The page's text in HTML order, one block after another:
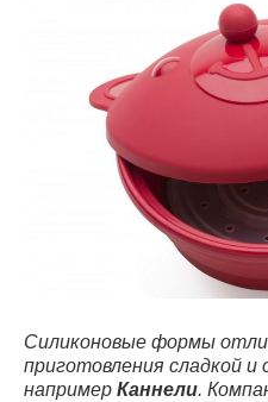
Силиконовые формы
приготовления сладкой и
например Каннели.